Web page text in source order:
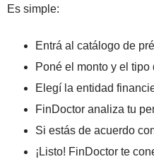
Es simple:
Entrá al catálogo de
Poné el monto y el
Elegí la entidad
FinDoctor analiza tu
Si estás de acuerdo
¡Listo! FinDoctor te